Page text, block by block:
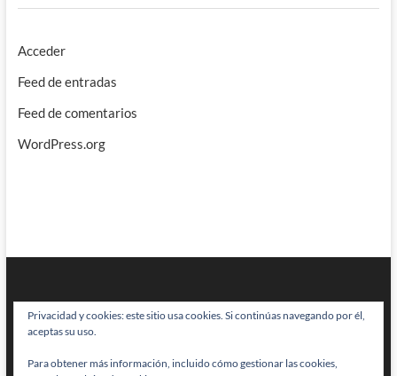
Acceder
Feed de entradas
Feed de comentarios
WordPress.org
BRAINSTOMPING| Diseñado por:Theme Freesia|WordPress| © Todos
Privacidad y cookies: este sitio usa cookies. Si continúas navegando por él,
aceptas su uso.
Para obtener más información, incluido cómo gestionar las cookies,